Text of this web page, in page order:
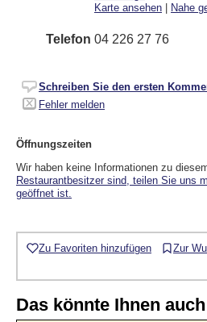
Karte ansehen | Nahe
Telefon 04 226 27 76
Schreiben Sie den ersten
Fehler melden
Öffnungszeiten
Wir haben keine Informationen zu
Restaurantbesitzer sind, teilen Sie uns
geöffnet ist.
Zu Favoriten hinzufügen Zur
Das könnte Ihnen